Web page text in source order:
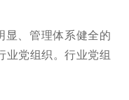
显、管理体系健全的
业党组织。行业党组